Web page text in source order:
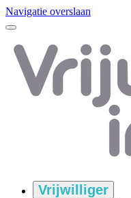
Navigatie overslaan
Vrijwilliger